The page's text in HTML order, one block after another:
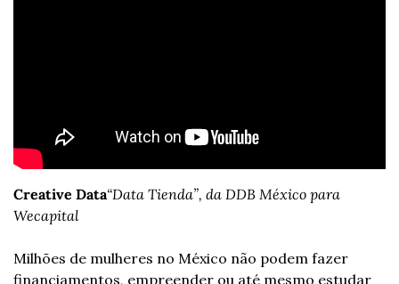
Creative Data“Data Tienda”, da DDB México para
Wecapital
Milhões de mulheres no México não podem fazer
financiamentos, empreender ou até mesmo estudar